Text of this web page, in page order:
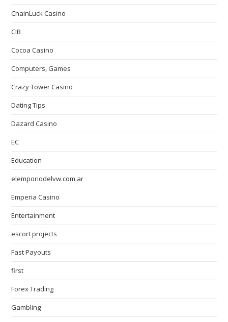
ChainLuck Casino
CIB
Cocoa Casino
Computers, Games
Crazy Tower Сasino
Dating Tips
Dazard Casino
EC
Education
elemporiodelvw.com.ar
Emperia Casino
Entertainment
escort projects
Fast Payouts
first
Forex Trading
Gambling